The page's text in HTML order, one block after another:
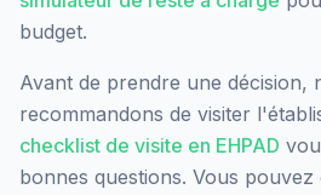
budget.
Avant de prendre une décision,
recommandons de visiter
checklist de visite en EHPAD
bonnes questions. Vous pouvez